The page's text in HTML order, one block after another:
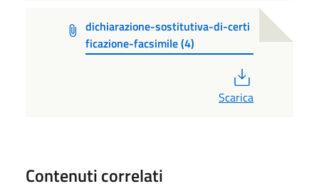
dichiarazione-sostitutiva-di-certi
ficazione-facsimile (4)
Scarica
Contenuti correlati